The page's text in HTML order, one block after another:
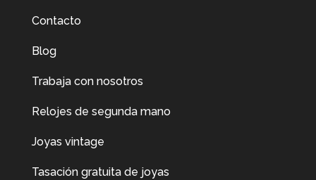
Contacto
Blog
Trabaja con nosotros
Relojes de segunda mano
Joyas vintage
Tasación gratuita de joyas